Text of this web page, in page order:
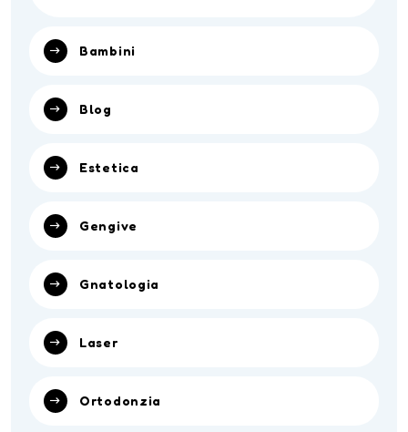
Bambini
Blog
Estetica
Gengive
Gnatologia
Laser
Ortodonzia